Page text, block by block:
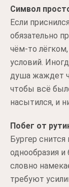
Символ
Если
обязательно
чём-то
условий.
душа жаждет
чтобы всё
насытился, и
Побег от
Бургер
однообразия
словно
требуют